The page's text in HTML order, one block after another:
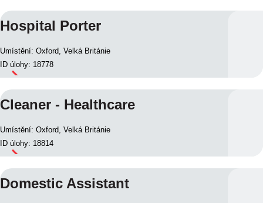
Hospital Porter
Umístění: Oxford, Velká Británie
ID úlohy: 18778
Cleaner - Healthcare
Umístění: Oxford, Velká Británie
ID úlohy: 18814
Domestic Assistant